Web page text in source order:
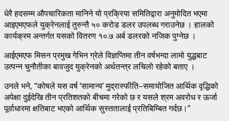
धेरै हदसम्म औपचारिकता मानिने यो प्रक्रिया समितिद्वारा अनुमोदित भएमा
आइएमएफले युक्रेनलाई तुरुन्तै ५० करोड डलर उपलब्ध गराउनेछ । हालको
कार्यक्रम अन्तर्गत यसको वितरण १०.७ अर्ब डलरको नजिक पुग्नेछ ।
आईएमएफ मिसन प्रमुख गेभिन ग्रेले विज्ञप्तिमा तीन वर्षभन्दा लामो युद्धबाट
उत्पन्न चुनौतीका बावजुद युक्रेनको अर्थतन्त्र लचिलो रहेको बताए ।
उनले भने, “कोषले यस वर्ष ‘सामान्य’ मुद्रास्फीति–समायोजित आर्थिक वृद्धिको
अपेक्षा दुईदेखि तीन प्रतिशतको बीचमा गरेको छ र यसले श्रम अवरोध र ऊर्जा
पूर्वाधारमा क्षतिबाट भएको आर्थिक सुस्ततालाई प्रतिबिम्बित गर्दछ।”